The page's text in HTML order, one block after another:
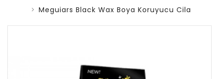
Meguiars Black Wax Boya Koruyucu Cila